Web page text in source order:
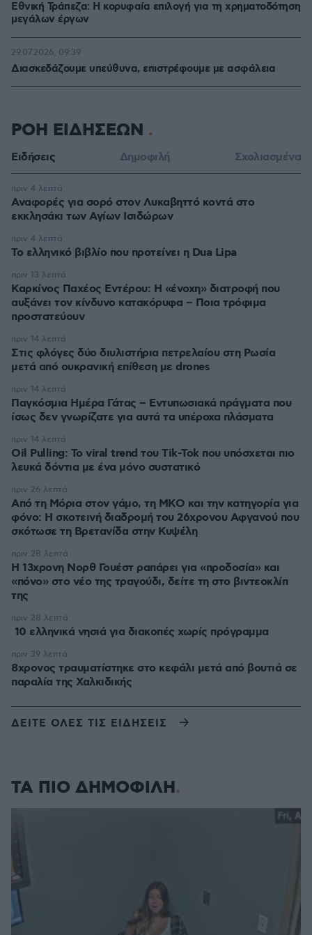
Εθνική Τράπεζα: Η κορυφαία επιλογή για τη χρηματοδότηση
μεγάλων έργων
Διασκεδάζουμε υπεύθυνα, επιστρέφουμε με ασφάλεια
29.07.2026, 09:39
ΡΟΗ ΕΙΔΗΣΕΩΝ
Ειδήσεις Δημοφιλή Σχολιασμένα
Αναφορές για σορό στον Λυκαβηττό κοντά στο
εκκλησάκι των Αγίων Ισιδώρων
πριν 4 λεπτά
Το ελληνικό βιβλίο που προτείνει η Dua Lipa
πριν 4 λεπτά
Καρκίνος Παχέος Εντέρου: Η «ένοχη» διατροφή που
αυξάνει τον κίνδυνο κατακόρυφα – Ποια τρόφιμα
προστατεύουν
πριν 13 λεπτά
Στις φλόγες δύο διυλιστήρια πετρελαίου στη Ρωσία
μετά από ουκρανική επίθεση με drones
πριν 14 λεπτά
Παγκόσμια Ημέρα Γάτας – Εντυπωσιακά πράγματα που
ίσως δεν γνωρίζατε για αυτά τα υπέροχα πλάσματα
πριν 14 λεπτά
Oil Pulling: To viral trend του Tik-Tok που υπόσχεται πιο
λευκά δόντια με ένα μόνο συστατικό
πριν 14 λεπτά
Από τη Μόρια στον γάμο, τη ΜΚΟ και την κατηγορία για
φόνο: Η σκοτεινή διαδρομή του 26χρονου Αφγανού που
σκότωσε τη Βρετανίδα στην Κυψέλη
πριν 26 λεπτά
Η 13χρονη Νορθ Γουέστ ραπάρει για «προδοσία» και
«πόνο» στο νέο της τραγούδι, δείτε τη στο βιντεοκλίπ
της
πριν 28 λεπτά
10 ελληνικά νησιά για διακοπές χωρίς πρόγραμμα
πριν 28 λεπτά
8χρονος τραυματίστηκε στο κεφάλι μετά από βουτιά σε
παραλία της Χαλκιδικής
πριν 39 λεπτά
ΔΕΙΤΕ ΟΛΕΣ ΤΙΣ ΕΙΔΗΣΕΙΣ
ΤΑ ΠΙΟ ΔΗΜΟΦΙΛΗ